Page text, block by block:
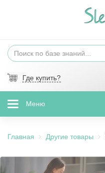
Где купить?
Меню
Главная Другие товары